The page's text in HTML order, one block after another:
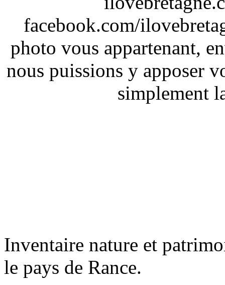
facebook.com/
photo vous appartenant,
nous puissions y apposer
simplement
Inventaire nature et
le pays de Rance.